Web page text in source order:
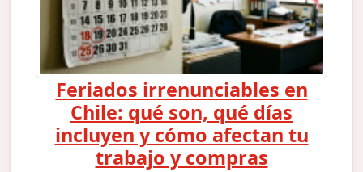
Feriados irrenunciables en
Chile: qué son, qué días
incluyen y cómo afectan tu
trabajo y compras